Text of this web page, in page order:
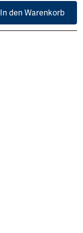
In den Warenkorb